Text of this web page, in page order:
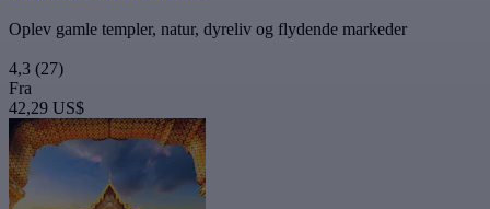
Oplev gamle templer, natur, dyreliv og flydende markeder
4,3 (27)
Fra
42,29 US$